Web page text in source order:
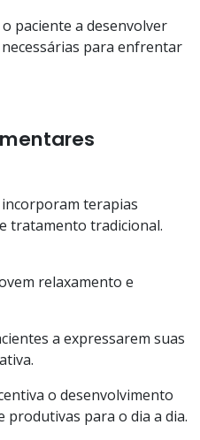
paciente a desenvolver
para enfrentar
terapias
tratamento tradicional.
relaxamento e
a expressarem suas
o desenvolvimento
produtivas para o dia a dia.